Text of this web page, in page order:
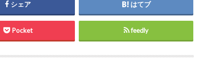
シェア はてブ
Pocket feedly